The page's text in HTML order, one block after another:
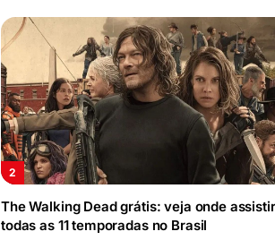
The Walking Dead grátis: veja onde assistir
todas as 11 temporadas no Brasil